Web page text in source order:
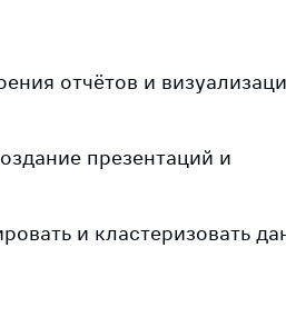
отчётов и
презентаций и
и кластеризовать